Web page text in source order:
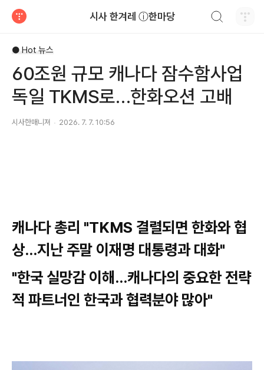
시사 한겨레 ⓘ한마당
● Hot 뉴스
60조원 규모 캐나다 잠수함사업
독일 TKMS로…한화오션 고배
시사한매니져 2026. 7. 7. 10:56
캐나다 총리 "TKMS 결렬되면 한화와 협
상…지난 주말 이재명 대통령과 대화"
"한국 실망감 이해…캐나다의 중요한 전략
적 파트너인 한국과 협력분야 많아"